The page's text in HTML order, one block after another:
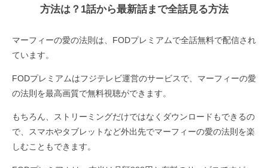
方法は？1話から最新話まで全話見る方法
マーフィーの愛の法則は、FODプレミアムで全話無料で配信され
ています。
FODプレミアムはフジテレビ運営のサービスで、マーフィーの愛
の法則を最高画質で無料視聴ができます。
もちろん、ストリーミングだけではなくダウンロードもできるの
で、スマホやタブレットなど外出先でマーフィーの愛の法則を楽
しむこともできます。